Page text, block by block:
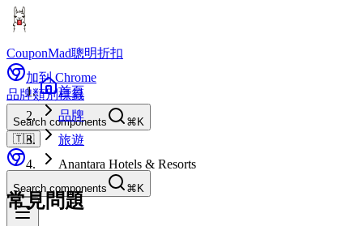
CouponMad聰明折扣
加到 Chrome
品牌類別標籤
Search components
⌘K
🇹🇼
Search components ⌘K
首頁
品牌
旅遊
Anantara Hotels & Resorts
常見問題